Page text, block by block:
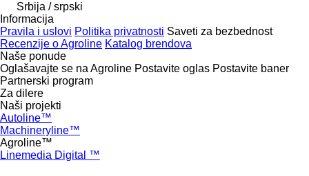
Srbija / srpski
Informacija
Pravila i uslovi Politika privatnosti Saveti za bezbednost
Recenzije o Agroline Katalog brendova
Naše ponude
Oglašavajte se na Agroline Postavite oglas Postavite baner
Partnerski program
Za dilere
Naši projekti
Autoline™
Machineryline™
Agroline™
Linemedia Digital ™